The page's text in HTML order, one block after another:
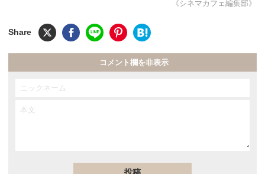
《シネマカフェ編集部》
コメント欄を非表示